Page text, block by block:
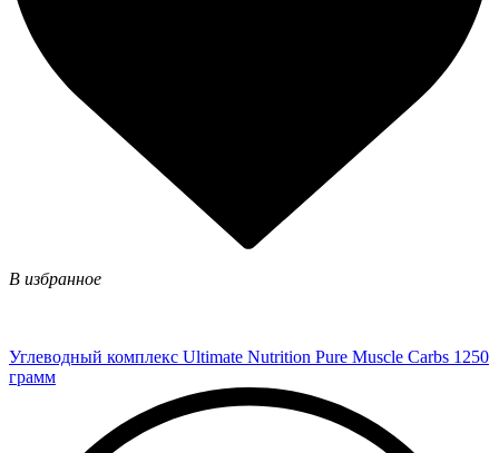
В избранное
Углеводный комплекс Ultimate Nutrition Pure Muscle Carbs 1250
грамм